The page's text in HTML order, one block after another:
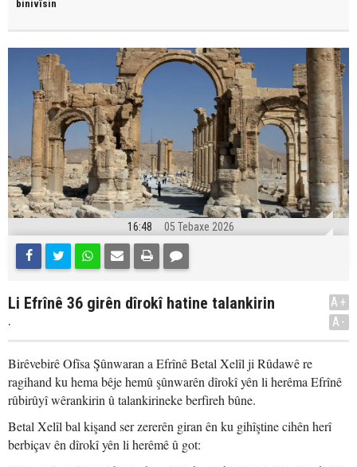
binivîsin
16:48 05 Tebaxe 2026
Li Efrînê 36 girên dîrokî hatine talankirin
.
A+
A-
Birêvebirê Ofîsa Şûnwaran a Efrînê Betal Xelîl ji Rûdawê re
ragihand ku hema bêje hemû şûnwarên dîrokî yên li herêma Efrînê
rûbirûyî wêrankirin û talankirineke berfireh bûne.
Betal Xelîl bal kişand ser zererên giran ên ku gihîştine cihên herî
berbiçav ên dîrokî yên li herêmê û got: